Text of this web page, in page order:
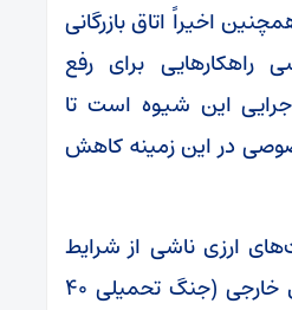
اخیراً اتاق بازرگانی
راهکار‌هایی برای رفع
این شیوه است تا
در این زمینه کاهش
ارزی ناشی از شرایط
اقتصادی و تنش‌های خارجی (جنگ تحمیلی ۴۰